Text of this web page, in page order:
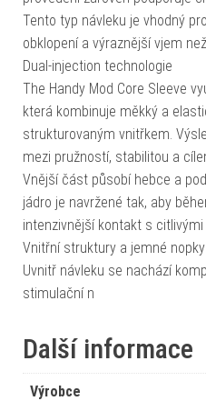
Tento typ návleku je vhodný
obklopení a výraznější vjem
Dual-injection technologie
The Handy Mod Core Sleeve
která kombinuje měkký a
strukturovaným vnitřkem.
mezi pružností, stabilitou a
Vnější část působí hebce a
jádro je navržené tak, aby
intenzivnější kontakt s citlivými
Vnitřní struktury a jemné nopky
Uvnitř návleku se nachází
stimulační n
Další informace
Výrobce